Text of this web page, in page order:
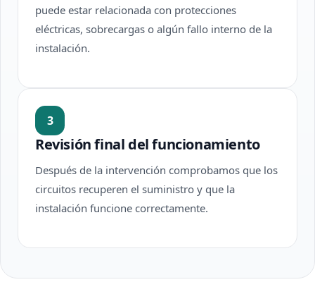
puede estar relacionada con protecciones
eléctricas, sobrecargas o algún fallo interno de la
instalación.
3
Revisión final del funcionamiento
Después de la intervención comprobamos que los
circuitos recuperen el suministro y que la
instalación funcione correctamente.